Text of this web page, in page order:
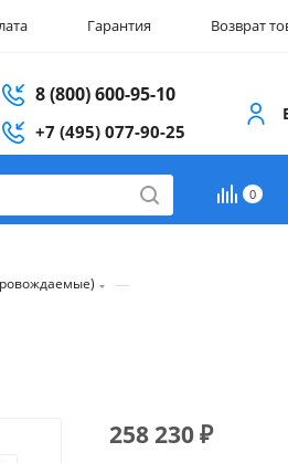
Гарантия Возврат
8 (800) 600-95-10
+7 (495) 077-90-25
0
—
258 230₽